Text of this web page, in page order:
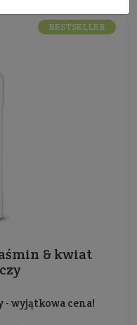
& kwiat
wyjątkowa cena!
BESTSELLER